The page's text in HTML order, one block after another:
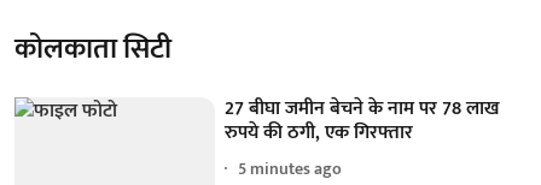
कोलकाता सिटी
27 बीघा जमीन बेचने के नाम पर 78 लाख
रुपये की ठगी, एक गिरफ्तार
5 minutes ago